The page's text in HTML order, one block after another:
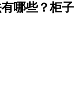
哪些？柜子